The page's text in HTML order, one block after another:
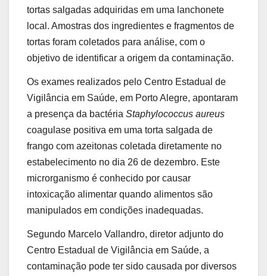
tortas salgadas adquiridas em uma lanchonete
local. Amostras dos ingredientes e fragmentos de
tortas foram coletados para análise, com o
objetivo de identificar a origem da contaminação.
Os exames realizados pelo Centro Estadual de
Vigilância em Saúde, em Porto Alegre, apontaram
a presença da bactéria Staphylococcus aureus
coagulase positiva em uma torta salgada de
frango com azeitonas coletada diretamente no
estabelecimento no dia 26 de dezembro. Este
microrganismo é conhecido por causar
intoxicação alimentar quando alimentos são
manipulados em condições inadequadas.
Segundo Marcelo Vallandro, diretor adjunto do
Centro Estadual de Vigilância em Saúde, a
contaminação pode ter sido causada por diversos